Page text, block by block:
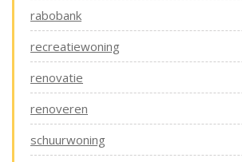
rabobank
recreatiewoning
renovatie
renoveren
schuurwoning